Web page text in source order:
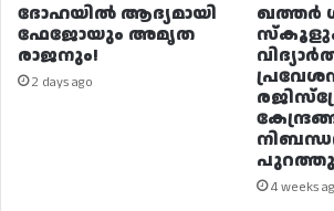
ദോഹയിൽ ആദ്യമായി
ഫേജോയും അമൃത
രാജനും!
2 days ago
ഖത്തർ
4 weeks